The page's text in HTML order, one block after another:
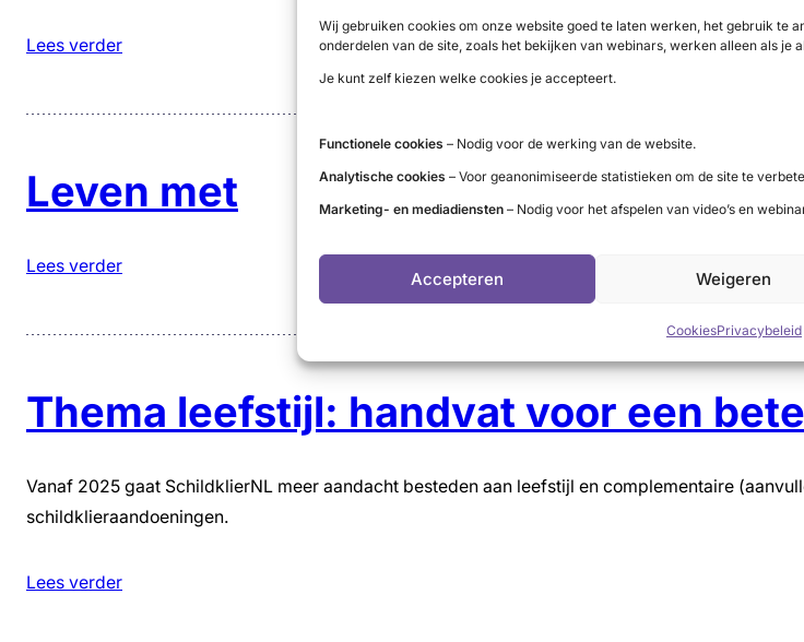
Wij gebruiken cookies om onze website goed te laten werken, het gebruik te
onderdelen van de site, zoals het bekijken van webinars, werken alleen als je
Je kunt zelf kiezen welke cookies je accepteert.
Functionele cookies – Nodig voor de werking van de website.
Analytische cookies – Voor geanonimiseerde statistieken om de site te
Marketing- en mediadiensten – Nodig voor het afspelen van video’s en
Accepteren Weigeren
CookiesPrivacybeleid
Lees verder
Leven met
Lees verder
Thema leefstijl: handvat voor een
Vanaf 2025 gaat SchildklierNL meer aandacht besteden aan leefstijl en complementaire
schildklieraandoeningen.
Lees verder